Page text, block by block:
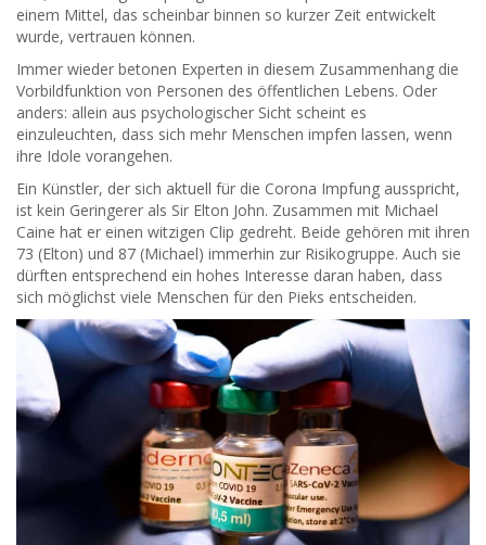
einem Mittel, das scheinbar binnen so kurzer Zeit entwickelt
wurde, vertrauen können.
Immer wieder betonen Experten in diesem Zusammenhang die
Vorbildfunktion von Personen des öffentlichen Lebens. Oder
anders: allein aus psychologischer Sicht scheint es
einzuleuchten, dass sich mehr Menschen impfen lassen, wenn
ihre Idole vorangehen.
Ein Künstler, der sich aktuell für die Corona Impfung ausspricht,
ist kein Geringerer als Sir Elton John. Zusammen mit Michael
Caine hat er einen witzigen Clip gedreht. Beide gehören mit ihren
73 (Elton) und 87 (Michael) immerhin zur Risikogruppe. Auch sie
dürften entsprechend ein hohes Interesse daran haben, dass
sich möglichst viele Menschen für den Pieks entscheiden.